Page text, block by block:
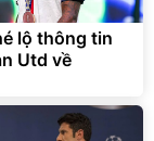
lộ thông tin
Utd về